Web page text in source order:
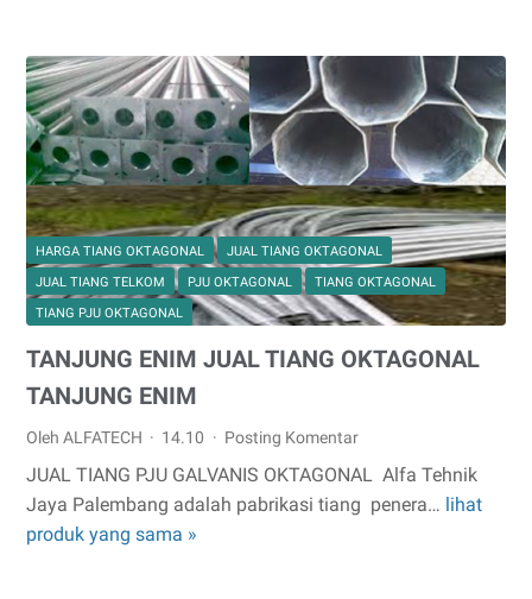
TIANG
OKTAGONAL
MURAH
KOTA
PAGAR
ALAM
HARGA TIANG OKTAGONAL
JUAL TIANG OKTAGONAL
JUAL TIANG TELKOM
PJU OKTAGONAL
TIANG OKTAGONAL
TIANG PJU OKTAGONAL
TANJUNG ENIM JUAL TIANG OKTAGONAL
TANJUNG ENIM
Oleh ALFATECH 14.10 Posting Komentar
JUAL TIANG PJU GALVANIS OKTAGONAL Alfa Tehnik
Jaya Palembang adalah pabrikasi tiang penera… lihat
produk yang sama »
TANJUNG